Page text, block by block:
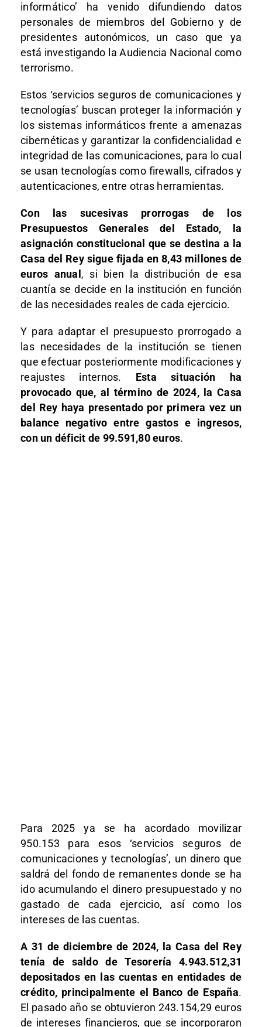
informático’ ha venido difundiendo datos
personales de miembros del Gobierno y de
presidentes autonómicos, un caso que ya
está investigando la Audiencia Nacional como
terrorismo.
Estos ‘servicios seguros de comunicaciones y
tecnologías’ buscan proteger la información y
los sistemas informáticos frente a amenazas
cibernéticas y garantizar la confidencialidad e
integridad de las comunicaciones, para lo cual
se usan tecnologías como firewalls, cifrados y
autenticaciones, entre otras herramientas.
Con las sucesivas prorrogas de los
Presupuestos Generales del Estado, la
asignación constitucional que se destina a la
Casa del Rey sigue fijada en 8,43 millones de
euros anual , si bien la distribución de esa
cuantía se decide en la institución en función
de las necesidades reales de cada ejercicio.
Y para adaptar el presupuesto prorrogado a
las necesidades de la institución se tienen
que efectuar posteriormente modificaciones y
reajustes internos. Esta situación ha
provocado que, al término de 2024, la Casa
del Rey haya presentado por primera vez un
balance negativo entre gastos e ingresos,
con un déficit de 99.591,80 euros.
Para 2025 ya se ha acordado movilizar
950.153 para esos ‘servicios seguros de
comunicaciones y tecnologías’, un dinero que
saldrá del fondo de remanentes donde se ha
ido acumulando el dinero presupuestado y no
gastado de cada ejercicio, así como los
intereses de las cuentas.
A 31 de diciembre de 2024, la Casa del Rey
tenía de saldo de Tesorería 4.943.512,31
depositados en las cuentas en entidades de
crédito, principalmente el Banco de España.
El pasado año se obtuvieron 243.154,29 euros
de intereses financieros, que se incorporaron